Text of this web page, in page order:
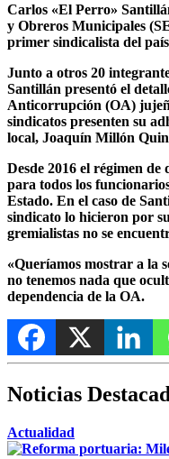
Carlos «El Perro»
y Obreros Municipales
primer sindicalista del
Junto a otros 20
Santillán presentó el
Anticorrupción (OA)
sindicatos presenten su
local, Joaquín Millón
Desde 2016 el régimen
para todos los
Estado. En el caso de
sindicato lo hicieron por
gremialistas no se
«Queríamos mostrar a la
no tenemos nada que
dependencia de la OA.
Noticias
Actualidad